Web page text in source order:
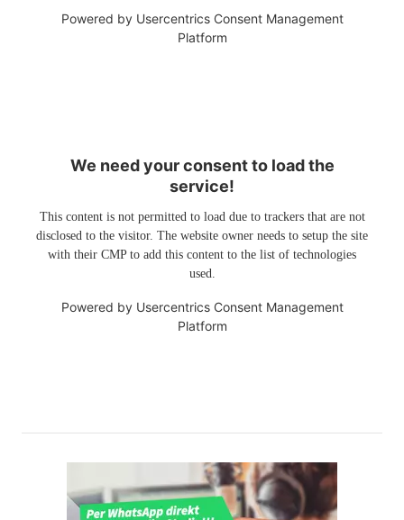
Powered by Usercentrics Consent Management
Platform
We need your consent to load the
service!
This content is not permitted to load due to trackers that are not
disclosed to the visitor. The website owner needs to setup the site
with their CMP to add this content to the list of technologies
used.
Powered by Usercentrics Consent Management
Platform